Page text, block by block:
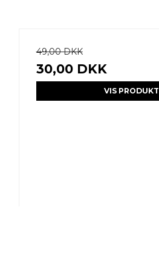
49,00 DKK
30,00 DKK
VIS PRODUKT